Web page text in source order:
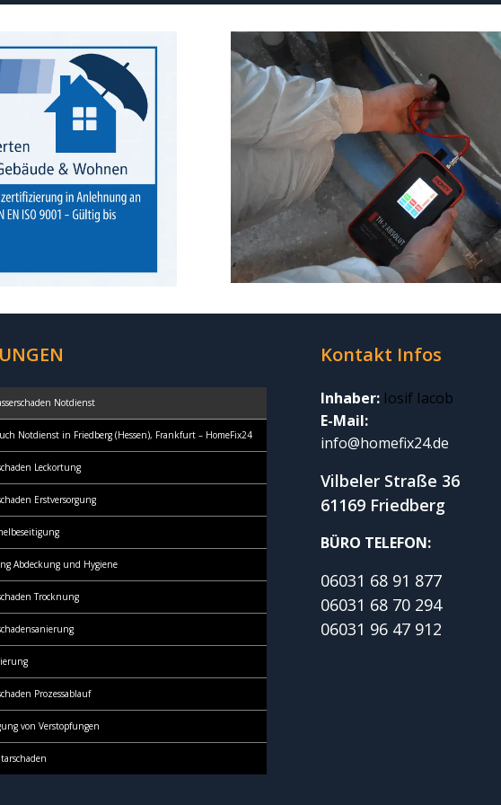
Notdienst
Notdienst in Friedberg (Hessen), Frankfurt – HomeFix24
Leckortung
Erstversorgung
Abdeckung und Hygiene
Trocknung
Prozessablauf
von Verstopfungen
Kontakt Infos
Inhaber: Iosif Iacob
E-Mail:
info@homefix24.de
Vilbeler Straße 36
61169 Friedberg
BÜRO TELEFON:
06031 68 91 877
06031 68 70 294
06031 96 47 912